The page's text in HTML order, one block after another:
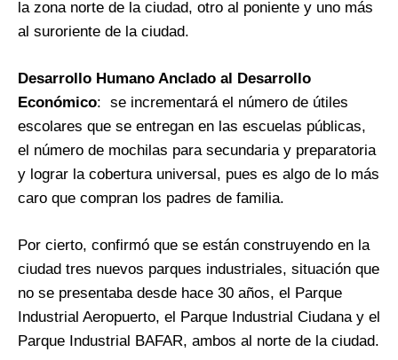
la zona norte de la ciudad, otro al poniente y uno más
al suroriente de la ciudad.
Desarrollo Humano Anclado al Desarrollo
Económico: se incrementará el número de útiles
escolares que se entregan en las escuelas públicas,
el número de mochilas para secundaria y preparatoria
y lograr la cobertura universal, pues es algo de lo más
caro que compran los padres de familia.
Por cierto, confirmó que se están construyendo en la
ciudad tres nuevos parques industriales, situación que
no se presentaba desde hace 30 años, el Parque
Industrial Aeropuerto, el Parque Industrial Ciudana y el
Parque Industrial BAFAR, ambos al norte de la ciudad.